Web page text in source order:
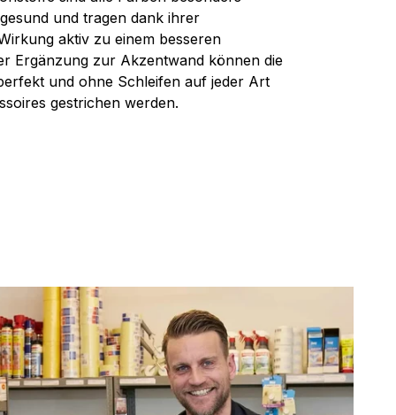
und tragen dank ihrer
aktiv zu einem besseren
Ergänzung zur Akzentwand können die
und ohne Schleifen auf jeder Art
gestrichen werden.